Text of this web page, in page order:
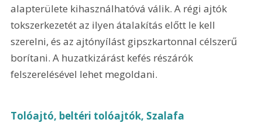
alapterülete kihasználhatóvá válik. A régi ajtók
tokszerkezetét az ilyen átalakítás előtt le kell
szerelni, és az ajtónyílást gipszkartonnal célszerű
borítani. A huzatkizárást kefés részárók
felszerelésével lehet megoldani.
Tolóajtó, beltéri tolóajtók, Szalafa